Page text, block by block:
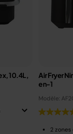
10.4L,
Air Fryer
en-1
Modèle:
2